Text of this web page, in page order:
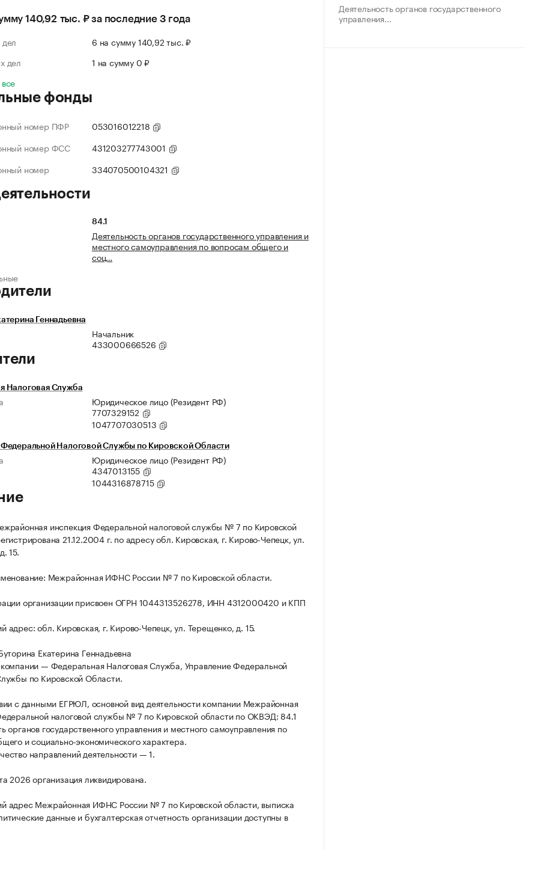
140,92 тыс. ₽ за последние 3 года
6 на сумму 140,92 тыс. ₽
дел
1 на сумму 0 ₽
фонды
номер ПФР
053016012218
номер ФСС
431203277743001
номер
334070500104321
84.1
Деятельность органов государственного управления и
местного самоуправления по вопросам общего и
соц…
Геннадьевна
Начальник
433000666526
Налоговая Служба
Юридическое лицо (Резидент РФ)
7707329152
1047707030513
Федеральной Налоговой Службы по Кировской Области
Юридическое лицо (Резидент РФ)
4347013155
1044316878715
инспекция Федеральной налоговой службы № 7 по Кировской
21.12.2004 г. по адресу обл. Кировская, г. Кирово-Чепецк, ул.
15.
Межрайонная ИФНС России № 7 по Кировской области.
организации присвоен ОГРН 1044313526278, ИНН 4312000420 и КПП
адрес: обл. Кировская, г. Кирово-Чепецк, ул. Терещенко, д. 15.
Екатерина Геннадьевна
— Федеральная Налоговая Служба, Управление Федеральной
по Кировской Области.
с данными ЕГРЮЛ, основной вид деятельности компании Межрайонная
налоговой службы № 7 по Кировской области по ОКВЭД: 84.1
органов государственного управления и местного самоуправления по
и социально-экономического характера.
направлений деятельности — 1.
2026 организация ликвидирована.
адрес Межрайонная ИФНС России № 7 по Кировской области, выписка
данные и бухгалтерская отчетность организации доступны в
Деятельность органов государственного
управления...